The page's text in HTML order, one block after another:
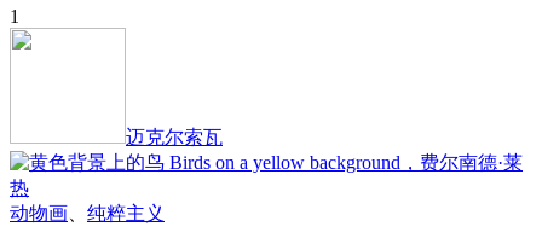
1
迈克尔索瓦
动物画 纯粹主义